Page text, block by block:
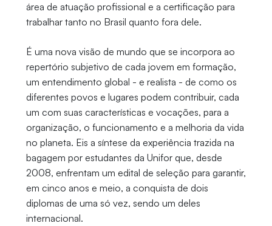
área de atuação profissional e a certificação para
trabalhar tanto no Brasil quanto fora dele.
É uma nova visão de mundo que se incorpora ao
repertório subjetivo de cada jovem em formação,
um entendimento global - e realista - de como os
diferentes povos e lugares podem contribuir, cada
um com suas características e vocações, para a
organização, o funcionamento e a melhoria da vida
no planeta. Eis a síntese da experiência trazida na
bagagem por estudantes da Unifor que, desde
2008, enfrentam um edital de seleção para garantir,
em cinco anos e meio, a conquista de dois
diplomas de uma só vez, sendo um deles
internacional.